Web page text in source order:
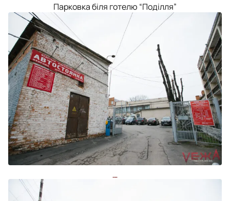
Парковка біля готелю “Поділля”